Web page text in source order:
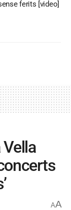
ferits [video]
Vella
AA